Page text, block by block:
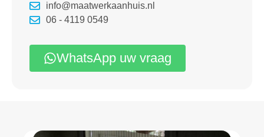
info@maatwerkaanhuis.nl
06 - 4119 0549
WhatsApp uw vraag